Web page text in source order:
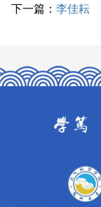
下一篇： 李佳耘